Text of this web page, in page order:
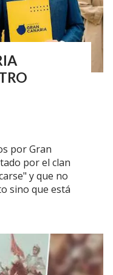
por Gran
por el clan
y que no
sino que está